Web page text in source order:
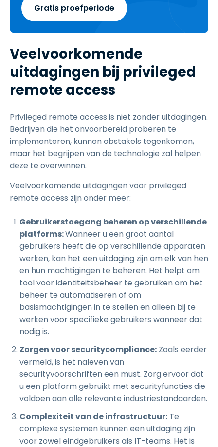
Gratis proefperiode
Veelvoorkomende
uitdagingen bij privileged
remote access
Privileged remote access is niet zonder uitdagingen.
Bedrijven die het onvoorbereid proberen te
implementeren, kunnen obstakels tegenkomen,
maar het begrijpen van de technologie zal helpen
deze te overwinnen.
Veelvoorkomende uitdagingen voor privileged
remote access zijn onder meer:
Gebruikerstoegang beheren op verschillende
platforms:Wanneer u een groot aantal
gebruikers heeft die op verschillende apparaten
werken, kan het een uitdaging zijn om elk van hen
en hun machtigingen te beheren. Het helpt om
tool voor identiteitsbeheer te gebruiken om het
beheer te automatiseren of om
basismachtigingen in te stellen en alleen bij te
werken voor specifieke gebruikers wanneer dat
nodig is.
Zorgen voor securitycompliance: Zoals eerder
vermeld, is het naleven van
securityvoorschriften een must. Zorg ervoor dat
u een platform gebruikt met securityfuncties die
voldoen aan alle relevante industriestandaarden.
Complexiteit van de infrastructuur: Te
complexe systemen kunnen een uitdaging zijn
voor zowel eindgebruikers als IT-teams. Het is